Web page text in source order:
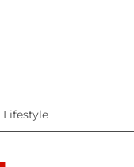
Lifestyle